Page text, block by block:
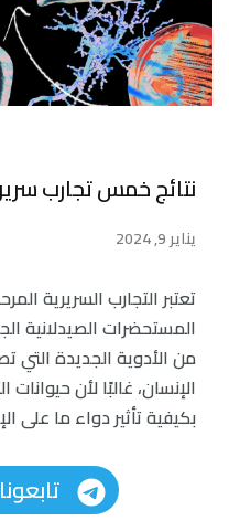
نتائج خمس تجارب سريرية
يناير 9, 2024
تعتبر التجارب السريرية
من الأدوية الجديدة التي
الإنسان، غالبًا لأن حيوانات
بكيفية تأثير دواء ما على